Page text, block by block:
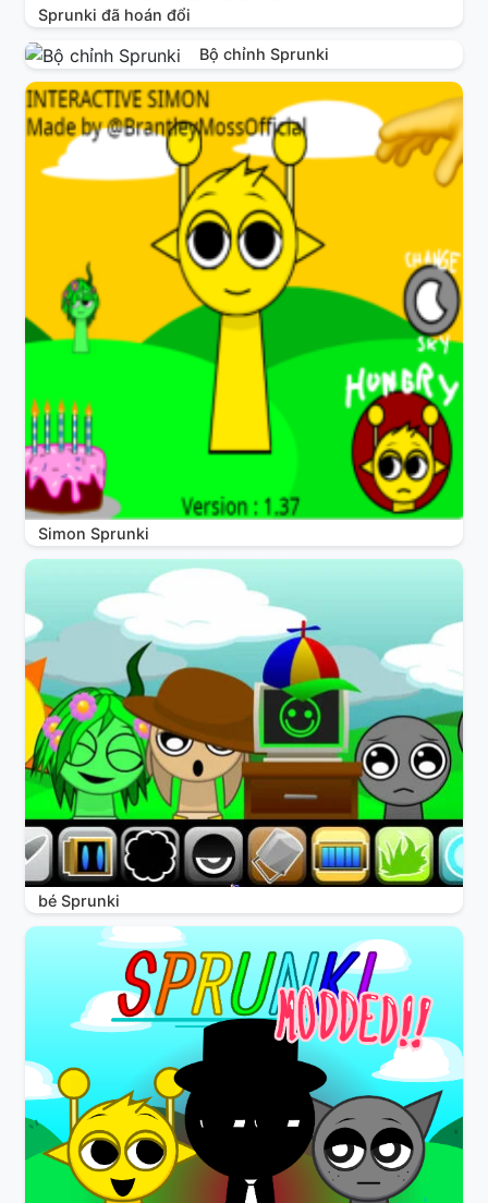
Sprunki đã hoán đổi
Bộ chỉnh Sprunki
Simon Sprunki
bé Sprunki